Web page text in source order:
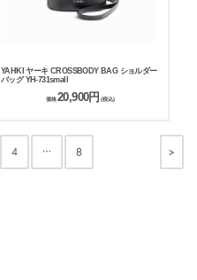
YAHKI ヤーキ CROSSBODY BAG ショルダー
バッグ YH-731small
価格20,900円 (税込)
>
4 … 8